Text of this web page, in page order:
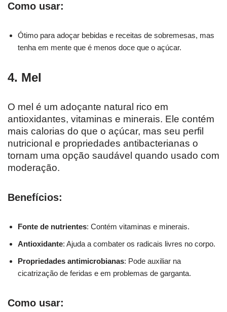
Como usar:
Ótimo para adoçar bebidas e receitas de sobremesas, mas
tenha em mente que é menos doce que o açúcar.
4. Mel
O mel é um adoçante natural rico em
antioxidantes, vitaminas e minerais. Ele contém
mais calorias do que o açúcar, mas seu perfil
nutricional e propriedades antibacterianas o
tornam uma opção saudável quando usado com
moderação.
Benefícios:
Fonte de nutrientes: Contém vitaminas e minerais.
Antioxidante: Ajuda a combater os radicais livres no corpo.
Propriedades antimicrobianas: Pode auxiliar na
cicatrização de feridas e em problemas de garganta.
Como usar: